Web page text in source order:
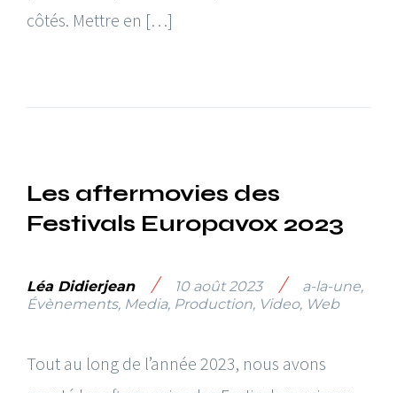
côtés. Mettre en […]
Les aftermovies des
Festivals Europavox 2023
Léa Didierjean / 10 août 2023 / a-la-une,
Évènements, Media, Production, Video, Web
Tout au long de l’année 2023, nous avons